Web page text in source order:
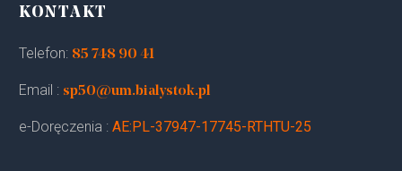
KONTAKT
Telefon: 85 748 90 41
Email : sp50@um.bialystok.pl
e-Doręczenia : AE:PL-37947-17745-RTHTU-25